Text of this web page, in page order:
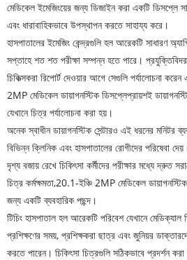
মেডিকেল ইমেজিংয়ের জন্য ডিজাইন করা একটি ডিসপ্লে
এবং ধারাবাহিকভাবে উপস্থাপন করতে সাহায্য করে।
হাসপাতালের ইমেজিং কেন্দ্রগুলি হল আরেকটি সাধারণ
সপ্তাহে শত শত পরীক্ষা সম্পন্ন হতে পারে।
চিকিত্সকরা রিপোর্ট দেওয়ার আগে সেগুলি পর্যালোচনা
2MP মেডিকেল ডায়াগনস্টিক ডিসপ্লেপ্রায়শই
যেখানে চিত্র পর্যালোচনা করা হয়।
অনেক স্বাধীন ডায়াগনস্টিক সেন্টারও এই ধরনের মনিটর
বিভিন্ন ক্লিনিক এবং হাসপাতালের রোগীদের পরিষেবা
দৃশ্য বজায় রেখে চিকিৎসা কর্মীদের পরীক্ষার মধ্যে
চিত্র কর্মক্ষমতা,20.1-ইঞ্চি 2MP মেডিকেল
জন্য একটি ব্যবহারিক পছন্দ।
টিচিং হাসপাতাল হল আরেকটি পরিবেশ যেখানে
প্রশিক্ষণের সময়, প্রশিক্ষকরা ছাত্র এবং জুনিয়র
করতে পারেন। চিকিৎসা চিত্রগুলি সঠিকভাবে প্রদর্শন